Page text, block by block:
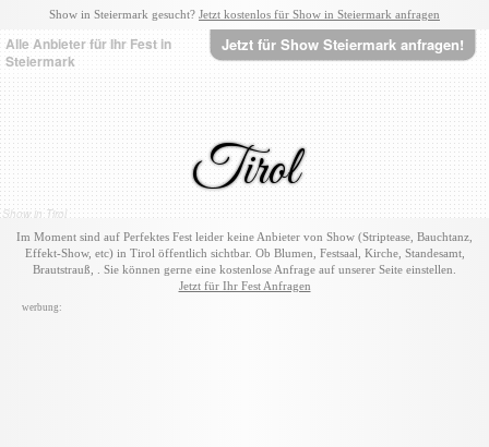
Show in Steiermark gesucht? Jetzt kostenlos für Show in Steiermark anfragen
Jetzt für Show Steiermark anfragen!
Alle Anbieter für Ihr Fest in
Steiermark
Tirol
Show in Tirol
Im Moment sind auf Perfektes Fest leider keine Anbieter von Show (Striptease, Bauchtanz,
Effekt-Show, etc) in Tirol öffentlich sichtbar. Ob Blumen, Festsaal, Kirche, Standesamt,
Brautstrauß, . Sie können gerne eine kostenlose Anfrage auf unserer Seite einstellen.
Jetzt für Ihr Fest Anfragen
werbung: